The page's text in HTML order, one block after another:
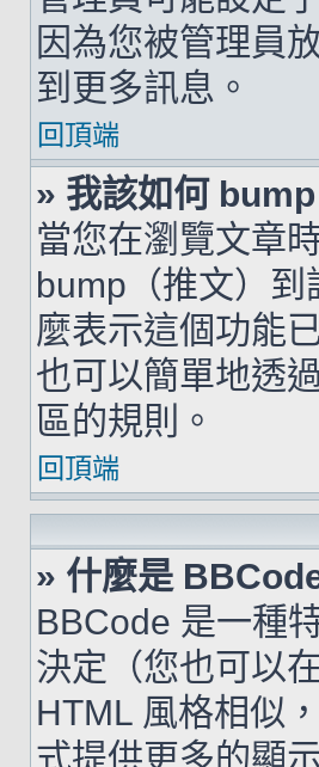
因為您被管理員
到更多訊息。
回頂端
» 我該如何
當您在瀏覽文章
bump（推文）
麼表示這個功能
也可以簡單地透
區的規則。
回頂端
» 什麼是
BBCode 是一種
決定（您也可以
HTML 風格相似
式提供更多的顯